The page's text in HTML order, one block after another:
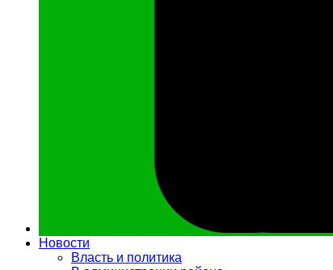
Новости
Власть и политика